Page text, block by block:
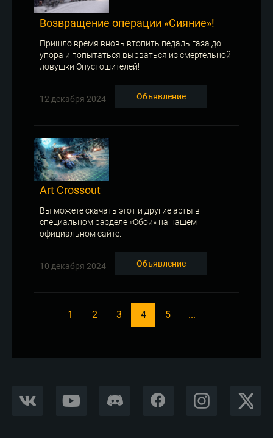
Возвращение операции «Сияние»!
Пришло время вновь втопить педаль газа до
упора и попытаться вырваться из смертельной
ловушки Опустошителей!
12 декабря 2024 Объявление
Art Crossout
Вы можете скачать этот и другие арты в
специальном разделе «Обои» на нашем
официальном сайте.
10 декабря 2024 Объявление
1 2 3 4 5 ...
VKONTAKTE YOUTUBE DISCORD FACEBOOK INSTAGRAM X CORP